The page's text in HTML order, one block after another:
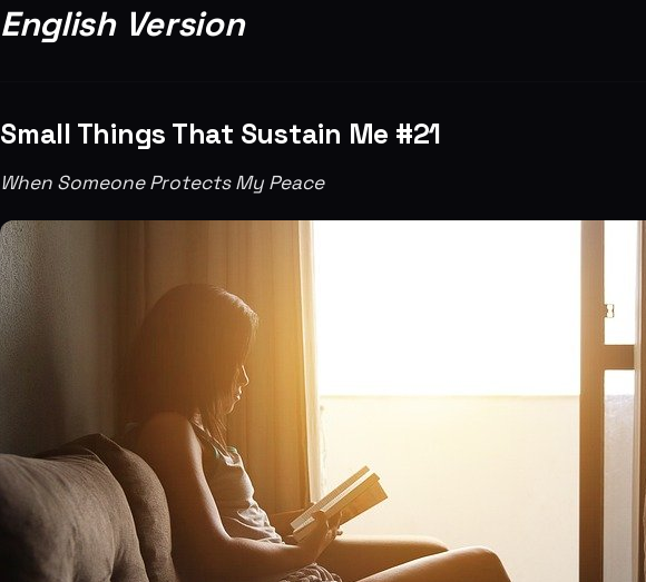
English Version
Small Things That Sustain Me #21
When Someone Protects My Peace